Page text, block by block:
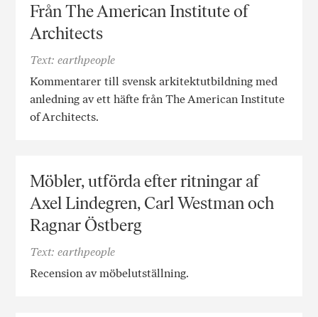
Från The American Institute of
Architects
Text: earthpeople
Kommentarer till svensk arkitektutbildning med
anledning av ett häfte från The American Institute
of Architects.
Möbler, utförda efter ritningar af
Axel Lindegren, Carl Westman och
Ragnar Östberg
Text: earthpeople
Recension av möbelutställning.